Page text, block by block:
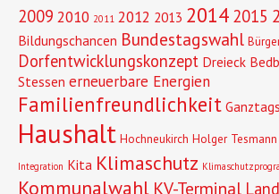
2009 2010 2011 2012 2013 2014 2015
Bildungschancen Bundestagswahl
Dorfentwicklungskonzept Dreieck
Stessen erneuerbare Energien
Familienfreundlichkeit
Haushalt Hochneukirch Holger Tesmann
Integration Kita Klimaschutz
Kommunalwahl KV-Terminal